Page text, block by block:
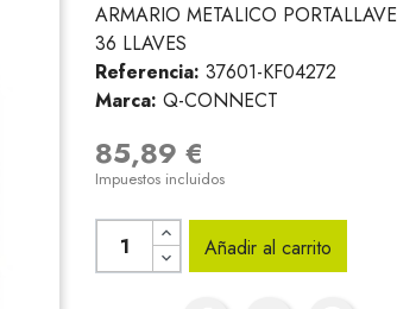
ARMARIO METALICO
36 LLAVES
Referencia: 37601-KF04272
Marca: Q-CONNECT
85,89 €
Impuestos incluidos
Añadir al carrito